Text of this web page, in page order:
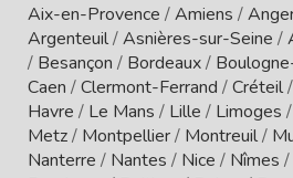
Aix-en-Provence /Amiens /
Argenteuil/Asnières-sur-Seine /
/ Besançon / Bordeaux/
Caen /Clermont-Ferrand /Créteil/
Havre / Le Mans / Lille / Limoges /
Metz/ Montpellier/ Montreuil/
Nanterre / Nantes / Nice / Nîmes /